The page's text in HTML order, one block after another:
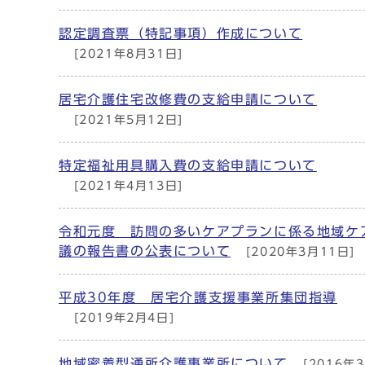
認定調査票（特記事項）作成について
[2021年8月31日]
居宅介護住宅改修費の支給申請について
[2021年5月12日]
特定福祉用具購入費の支給申請について
[2021年4月13日]
令和元度 訪問の多いケアプランに係る地域ケ
議の報告書の公表について
[2020年3月11日]
平成30年度 居宅介護支援事業所集団指導
[2019年2月4日]